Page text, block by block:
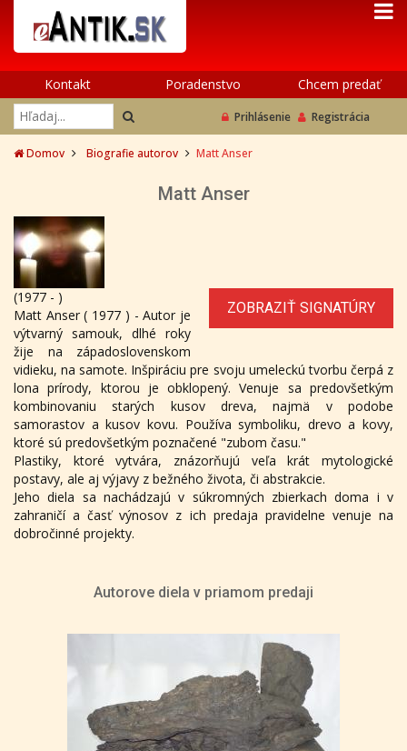
Kontakt Poradenstvo Chcem predať
Prihlásenie Registrácia
Domov Biografie autorov Matt Anser
Matt Anser
ZOBRAZIŤ SIGNATÚRY
(1977 - )
Matt Anser ( 1977 ) - Autor je
výtvarný samouk, dlhé roky
žije na západoslovenskom
vidieku, na samote. Inšpiráciu pre svoju umeleckú tvorbu čerpá z
lona prírody, ktorou je obklopený. Venuje sa predovšetkým
kombinovaniu starých kusov dreva, najmä v podobe
samorastov a kusov kovu. Používa symboliku, drevo a kovy,
ktoré sú predovšetkým poznačené "zubom času."
Plastiky, ktoré vytvára, znázorňujú veľa krát mytologické
postavy, ale aj výjavy z bežného života, či abstrakcie.
Jeho diela sa nachádzajú v súkromných zbierkach doma i v
zahraničí a časť výnosov z ich predaja pravidelne venuje na
dobročinné projekty.
Autorove diela v priamom predaji